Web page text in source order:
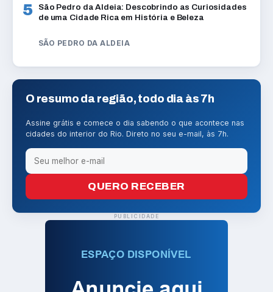
5
São Pedro da Aldeia: Descobrindo as Curiosidades
de uma Cidade Rica em História e Beleza
SÃO PEDRO DA ALDEIA
O resumo da região, todo dia às 7h
Assine grátis e comece o dia sabendo o que acontece nas
cidades do interior do Rio. Direto no seu e-mail, às 7h.
QUERO RECEBER
PUBLICIDADE